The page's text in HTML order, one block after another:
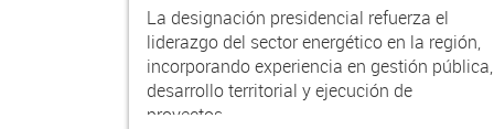
La designación presidencial refuerza el
liderazgo del sector energético en la región,
incorporando experiencia en gestión pública,
desarrollo territorial y ejecución de
proyectos,...